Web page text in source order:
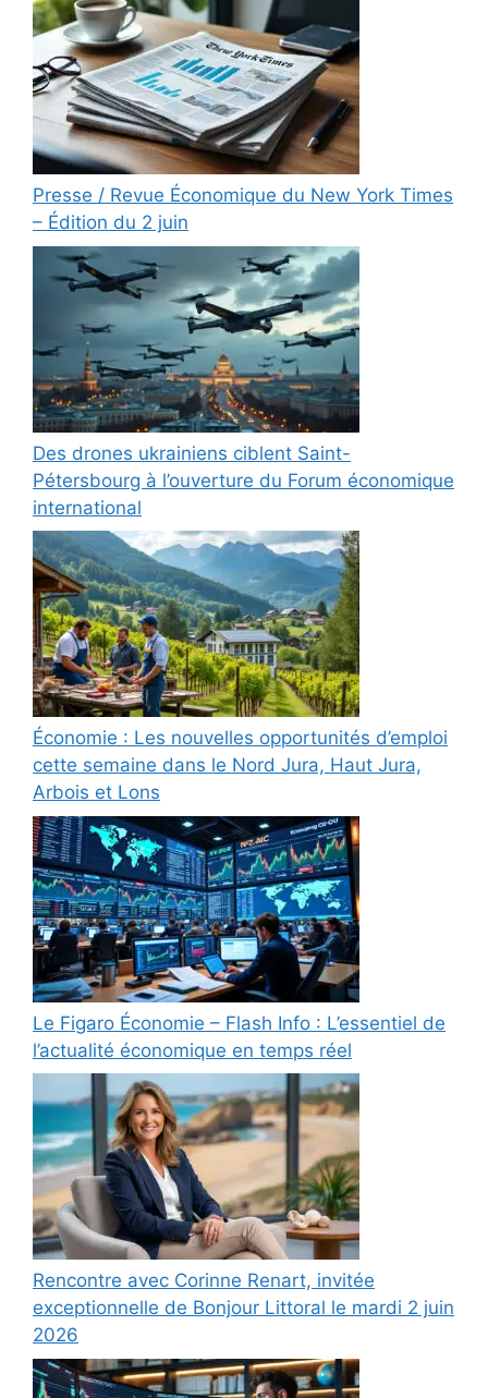
Presse / Revue Économique du New York Times
– Édition du 2 juin
Des drones ukrainiens ciblent Saint-
Pétersbourg à l’ouverture du Forum économique
international
Économie : Les nouvelles opportunités d’emploi
cette semaine dans le Nord Jura, Haut Jura,
Arbois et Lons
Le Figaro Économie – Flash Info : L’essentiel de
l’actualité économique en temps réel
Rencontre avec Corinne Renart, invitée
exceptionnelle de Bonjour Littoral le mardi 2 juin
2026